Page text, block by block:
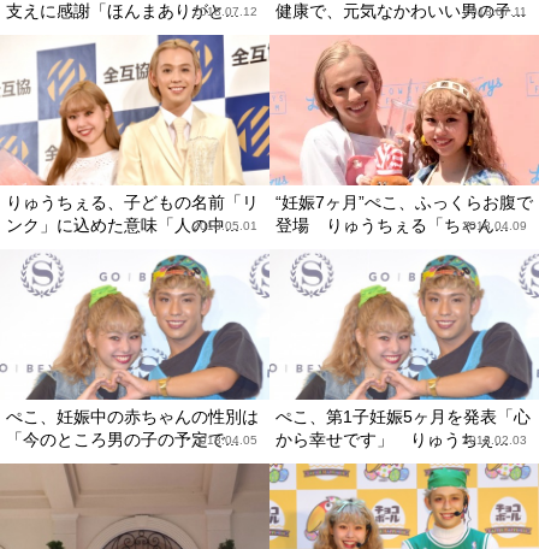
支えに感謝「ほんまありがと...
2018.07.12
健康で、元気なかわいい男の子...
2018.07.11
りゅうちぇる、子どもの名前「リ
ンク」に込めた意味「人の中...
2018.05.01
“妊娠7ヶ月”ぺこ、ふっくらお腹で
登場 りゅうちぇる「ちゃん...
2018.04.09
ぺこ、妊娠中の赤ちゃんの性別は
「今のところ男の子の予定で...
2018.04.05
ぺこ、第1子妊娠5ヶ月を発表「心
から幸せです」 りゅうちぇ...
2018.02.03